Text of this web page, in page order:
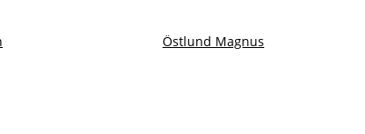
Östlund Magnus